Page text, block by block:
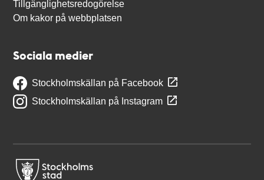
Tillgänglighetsredogörelse
Om kakor på webbplatsen
Sociala medier
Stockholmskällan på Facebook
Stockholmskällan på Instagram